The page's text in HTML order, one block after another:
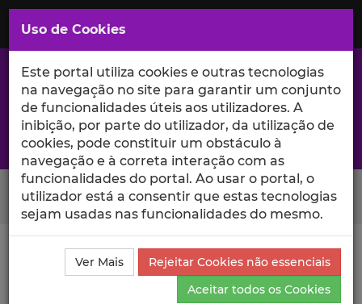
Saltar
para
Conteúdo
Principal
A excelência da investigação e ciência no Iscte
Search Button
Ciência_Iscte Publicações
Descrição Detalhada da
Publicação
Exportar
Uso de Cookies
Este portal utiliza cookies e outras tecnologias
na navegação no site para garantir um conjunto
de funcionalidades úteis aos utilizadores. A
inibição, por parte do utilizador, da utilização de
cookies, pode constituir um obstáculo à
navegação e à correta interação com as
funcionalidades do portal. Ao usar o portal, o
utilizador está a consentir que estas tecnologias
sejam usadas nas funcionalidades do mesmo.
Ver Mais
Rejeitar Cookies não essenciais
Aceitar todos os Cookies